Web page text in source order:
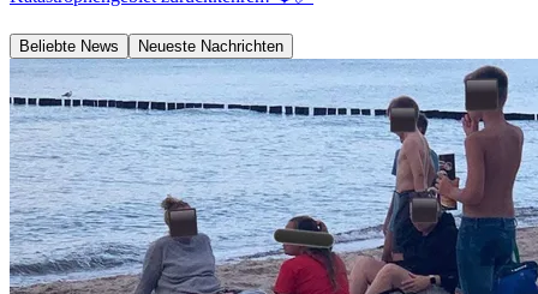
Beliebte News Neueste Nachrichten